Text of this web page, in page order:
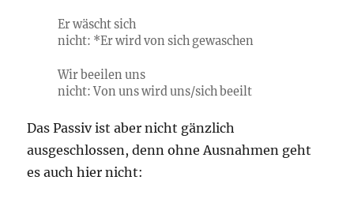
Er wäscht sich
nicht: *Er wird von sich gewaschen
Wir beeilen uns
nicht: Von uns wird uns/sich beeilt
Das Passiv ist aber nicht gänzlich
ausgeschlossen, denn ohne Ausnahmen geht
es auch hier nicht: